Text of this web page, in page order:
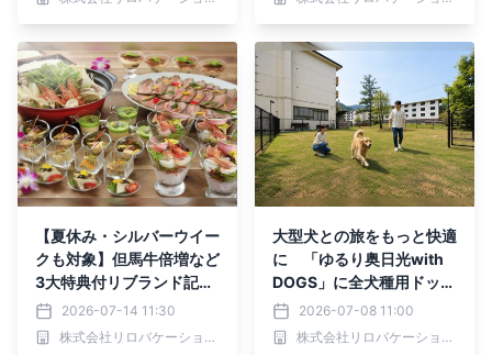
【夏休み・シルバーウイー
クも対象】但馬牛倍増など
3大特典付リブランド記念
プランを販売｜2026年9
月30日まで
2026-07-14 11:30
株式会社リロバケーションズ
大型犬との旅をもっと快適
に 「ゆるり奥日光with
DOGS」に全犬種用ドッグ
ランがオープン｜2026年
7月18日より
2026-07-08 11:00
株式会社リロバケーションズ